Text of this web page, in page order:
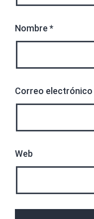
Nombre *
Correo electrónico
Web